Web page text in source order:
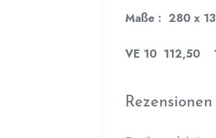
Maße : 280 x
VE 10 112,50
Rezensionen